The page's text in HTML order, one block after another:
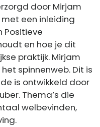
door Mirjam
een inleiding
Positieve
en hoe je dit
praktijk. Mirjam
spinnenweb. Dit is
is ontwikkeld door
Thema’s die
welbevinden,